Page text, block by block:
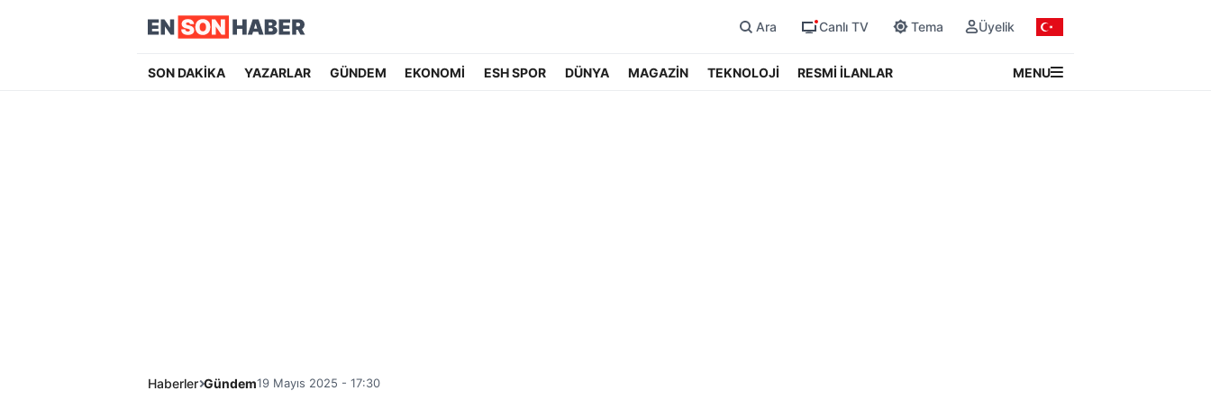
Ara Canlı TV Tema Üyelik
SON DAKİKA YAZARLAR GÜNDEM EKONOMİ ESH SPOR DÜNYA MAGAZİN TEKNOLOJİ RESMİ İLANLAR MENU
Haberler Gündem19 Mayıs 2025 - 17:30